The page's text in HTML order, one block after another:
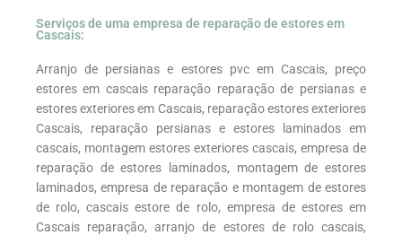
Serviços de uma empresa de reparação de estores em
Cascais:
Arranjo de persianas e estores pvc em Cascais, preço
estores em cascais reparação reparação de persianas e
estores exteriores em Cascais, reparação estores exteriores
Cascais, reparação persianas e estores laminados em
cascais, montagem estores exteriores cascais, empresa de
reparação de estores laminados, montagem de estores
laminados, empresa de reparação e montagem de estores
de rolo, cascais estore de rolo, empresa de estores em
Cascais reparação, arranjo de estores de rolo cascais,